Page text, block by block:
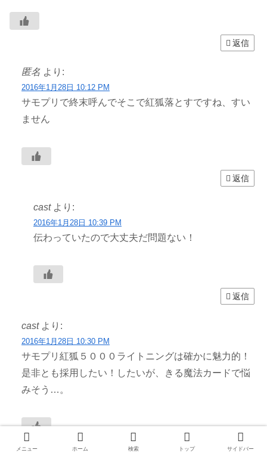
返信
匿名 より:
2016年1月28日 10:12 PM
サモプリで終末呼んでそこで紅狐落とすですね、すい
ません
返信
cast より:
2016年1月28日 10:39 PM
伝わっていたので大丈夫だ問題ない！
返信
cast より:
2016年1月28日 10:30 PM
サモプリ紅狐５０００ライトニングは確かに魅力的！
是非とも採用したい！したいが、きる魔法カードで悩
みそう…。
返信
メニュー ホーム 検索 トップ サイドバー